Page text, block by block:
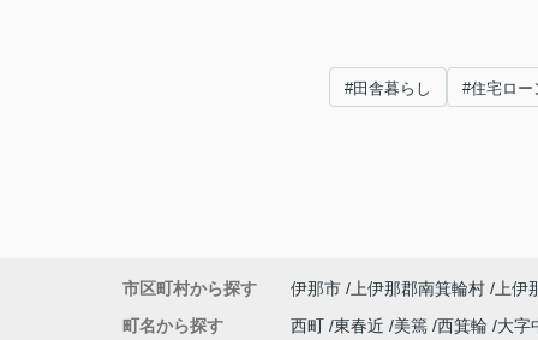
#田舎暮らし #住宅ロー
市区町村から探す 伊那市 上伊那郡南箕輪村
上伊
町名から探す
西町 東春近 美篶 西箕輪 大字